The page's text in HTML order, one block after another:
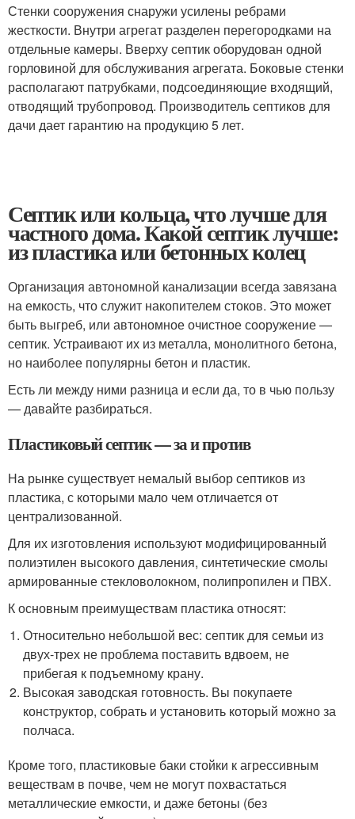
Стенки сооружения снаружи усилены ребрами
жесткости. Внутри агрегат разделен перегородками на
отдельные камеры. Вверху септик оборудован одной
горловиной для обслуживания агрегата. Боковые стенки
располагают патрубками, подсоединяющие входящий,
отводящий трубопровод. Производитель септиков для
дачи дает гарантию на продукцию 5 лет.
Септик или кольца, что лучше для
частного дома. Какой септик лучше:
из пластика или бетонных колец
Организация автономной канализации всегда завязана
на емкость, что служит накопителем стоков. Это может
быть выгреб, или автономное очистное сооружение —
септик. Устраивают их из металла, монолитного бетона,
но наиболее популярны бетон и пластик.
Есть ли между ними разница и если да, то в чью пользу
— давайте разбираться.
Пластиковый септик — за и против
На рынке существует немалый выбор септиков из
пластика, с которыми мало чем отличается от
централизованной.
Для их изготовления используют модифицированный
полиэтилен высокого давления, синтетические смолы
армированные стекловолокном, полипропилен и ПВХ.
К основным преимуществам пластика относят:
Относительно небольшой вес: септик для семьи из
двух-трех не проблема поставить вдвоем, не
прибегая к подъемному крану.
Высокая заводская готовность. Вы покупаете
конструктор, собрать и установить который можно за
полчаса.
Кроме того, пластиковые баки стойки к агрессивным
веществам в почве, чем не могут похвастаться
металлические емкости, и даже бетоны (без